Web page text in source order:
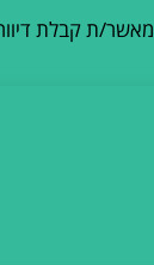
מאשר/ת קבלת